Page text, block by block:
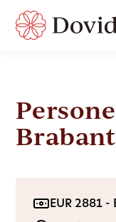
EUR 2881